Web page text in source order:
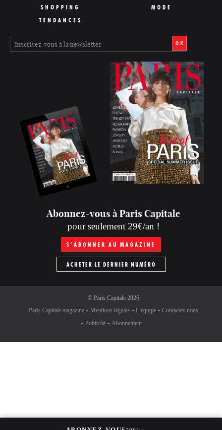
SHOPPING
TENDANCES
MODE
OK
Abonnez-vous à Paris Capitale
pour seulement 29€/an !
S’ABONNER AU MAGAZINE
ACHETER LE DERNIER NUMÉRO
© Paris Capitale2026
Paris Capitale magazine
Mentions légales L’équipe
Contactez-nous
Publicité
Abonnement